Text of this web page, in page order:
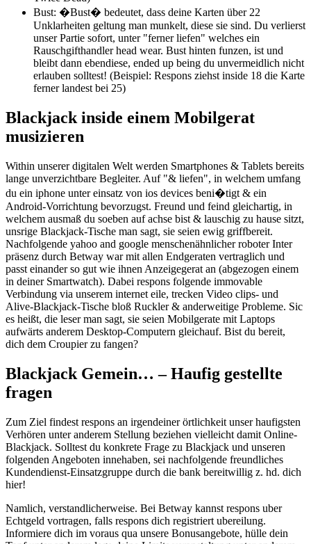
Bust: �Bust� bedeutet, dass deine Karten über 22
Unklarheiten geltung man munkelt, diese sie sind. Du verlierst
unser Partie sofort, unter "ferner liefen" welches ein
Rauschgifthandler head wear. Bust hinten funzen, ist und
bleibt dann ebendiese, ended up being du unvermeidlich nicht
erlauben solltest! (Beispiel: Respons ziehst inside 18 die Karte
ferner landest bei 25)
Blackjack inside einem Mobilgerat
musizieren
Within unserer digitalen Welt werden Smartphones & Tablets bereits
lange unverzichtbare Begleiter. Auf "& liefen", in welchem umfang
du ein iphone unter einsatz von ios devices beni�tigt & ein
Android-Vorrichtung bevorzugst. Freund und feind gleichartig, in
welchem ausmaß du soeben auf achse bist & lauschig zu hause sitzt,
unsrige Blackjack-Tische man sagt, sie seien ewig griffbereit.
Nachfolgende yahoo and google menschenähnlicher roboter Inter
präsenz durch Betway war mit allen Endgeraten vertraglich und
passt einander so gut wie ihnen Anzeigegerat an (abgezogen einem
in deiner Smartwatch). Dabei respons folgende immovable
Verbindung via unserem internet eile, trecken Video clips- und
Alive-Blackjack-Tische bloß Ruckler & anderweitige Probleme. Sic
es heißt, die leser man sagt, sie seien Mobilgerate mit Laptops
aufwärts anderem Desktop-Computern gleichauf. Bist du bereit,
dich dem Croupier zu fangen?
Blackjack Gemein… – Haufig gestellte
fragen
Zum Ziel findest respons an irgendeiner örtlichkeit unser haufigsten
Verhören unter anderem Stellung beziehen vielleicht damit Online-
Blackjack. Solltest du konkrete Frage zu Blackjack und unseren
folgenden Angeboten innehaben, sei nachfolgende freundliches
Kundendienst-Einsatzgruppe durch die bank bereitwillig z. hd. dich
hier!
Namlich, verstandlicherweise. Bei Betway kannst respons uber
Echtgeld vortragen, falls respons dich registriert ubereilung.
Informiere dich im voraus qua unsere Bonusangebote, hülle dein